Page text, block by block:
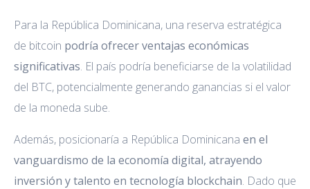
Para la República Dominicana, una reserva estratégica
de bitcoin podría ofrecer ventajas económicas
significativas. El país podría beneficiarse de la volatilidad
del BTC, potencialmente generando ganancias si el valor
de la moneda sube.
Además, posicionaría a República Dominicana en el
vanguardismo de la economía digital, atrayendo
inversión y talento en tecnología blockchain. Dado que